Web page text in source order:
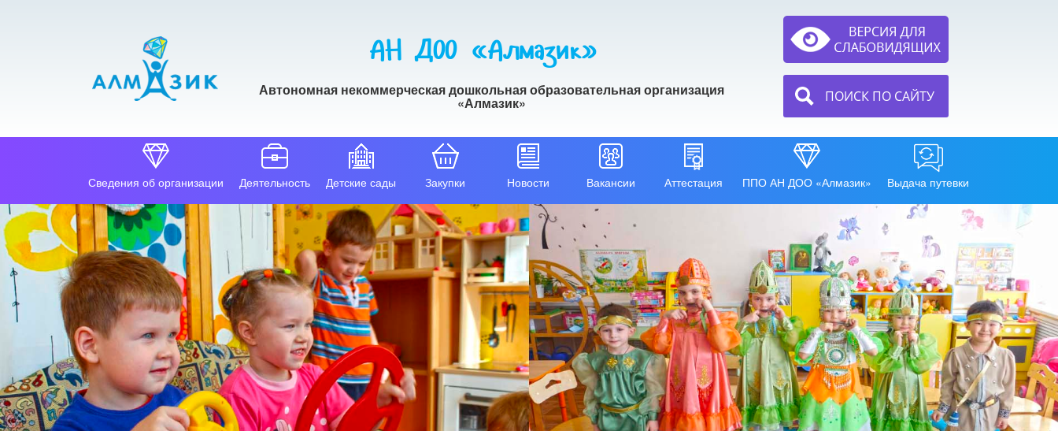
АН ДОО «Алмазик»
Автономная некоммерческая дошкольная образовательная организация
«Алмазик» ПОИСК ПО САЙТУ
Сведения об организации Деятельность Детские сады Закупки Новости Вакансии Аттестация ППО АН ДОО «Алмазик» Выдача путевки